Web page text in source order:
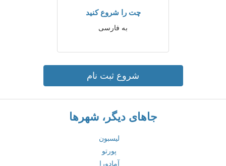
چت را شروع کنید
به فارسی
شروع ثبت نام
جاهای دیگر، شهرها
لیسبون
پورتو
آمادورا